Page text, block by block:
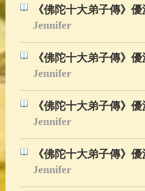
《佛陀十大弟子傳》
Jennifer
《佛陀十大弟子傳》
Jennifer
《佛陀十大弟子傳》
Jennifer
《佛陀十大弟子傳》
Jennifer